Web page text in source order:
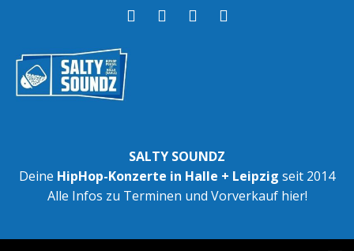
SALTY SOUNDZ
Deine HipHop-Konzerte in Halle + Leipzig seit 2014
Alle Infos zu Terminen und Vorverkauf hier!